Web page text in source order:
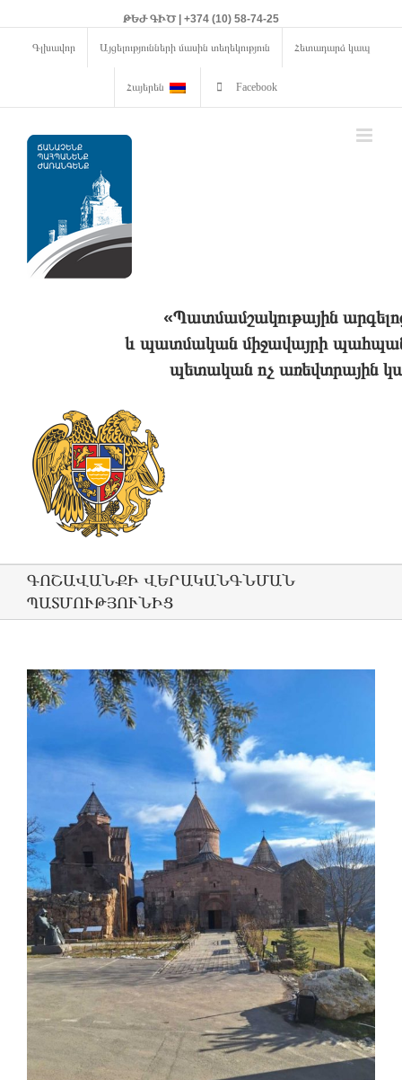
ԹԵԺ ԳԻԾ | +374 (10) 58-74-25
Գլխավոր Այցելությունների մասին տեղեկություն Հետադարձ կապ
Հայերեն Facebook
«Պատմամշակութային
և պատմական միջավայրի
պետական ոչ առեվտրային
ԳՈՇԱՎԱՆՔԻ ՎԵՐԱԿԱՆԳՆՄԱՆ
ՊԱՏՄՈՒԹՅՈՒՆԻՑ
View
Larger
Image